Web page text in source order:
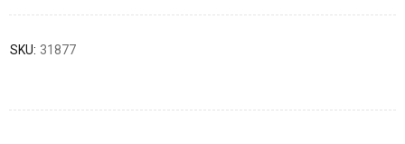
SKU: 31877